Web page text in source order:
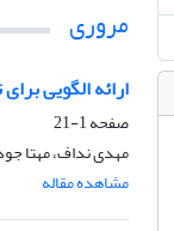
مروری
ارائه الگویی
صفحه1-21
مهدی نداف، مهتا
مشاهده مقاله